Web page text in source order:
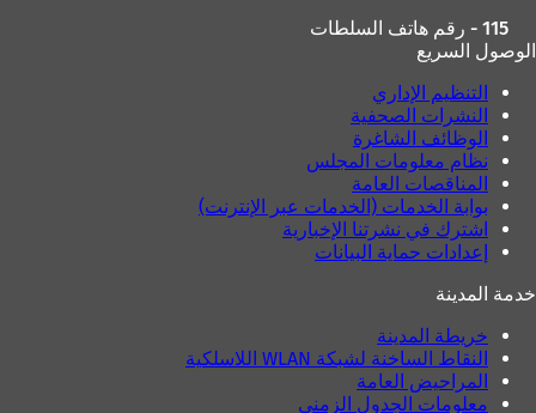
115 - رقم هاتف السلطات
الوصول السريع
التنظيم الإداري
النشرات الصحفية
الوظائف الشاغرة
نظام معلومات المجلس
المناقصات العامة
بوابة الخدمات (الخدمات عبر الإنترنت)
اشترك في نشرتنا الإخبارية
إعدادات حماية البيانات
خدمة المدينة
خريطة المدينة
النقاط الساخنة لشبكة WLAN اللاسلكية
المراحيض العامة
معلومات الجدول الزمني